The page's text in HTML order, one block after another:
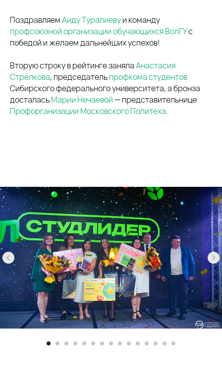
ПоздравляемАиду Туралиевуи команду
профсоюзной организации обучающихся ВолГУс
победой и желаем дальнейших успехов!
Вторую строку в рейтинге занялаАнастасия
Стрелкова, председательпрофкома студентов
Сибирского федерального университета, а бронза
досталасьМарии Нечаевой — представительнице
Профорганизации Московского Политеха.